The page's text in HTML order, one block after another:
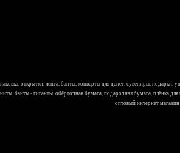
открытки, лента, банты, конверты для денег, сувениры,
банты - гиганты, обёрточная бумага, подарочная бумага, плёнка
оптовый интернет